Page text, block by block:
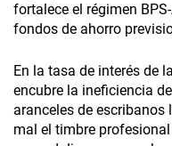
fortalece el régimen
fondos de ahorro
En la tasa de interés de
encubre la ineficiencia
aranceles de escribanos
mal el timbre